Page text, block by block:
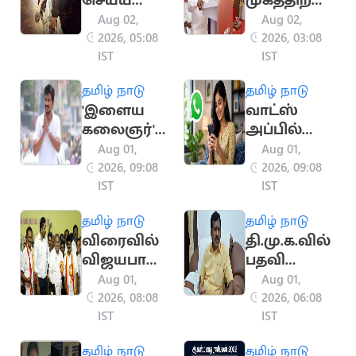
வற்புறுத்தி
பெண்ணுக்
கு பாலியல்
தொல்லை
கொடுத்த
இளைஞர்
மீது புகார்
Aug 02,
2026, 05:08
IST
க மக்கள்
வாக்களித்த
னர்:
அமைச்சர்
ஆனந்த்
பேச்சு
Aug 02,
2026, 03:08
IST
தமிழ் நாடு
'இளைய
கலைஞர்'
உதயநிதி
ஸ்டாலினு
க்கு புதிய
பொறுப்பு?
Aug 01,
2026, 09:08
IST
தமிழ் நாடு
வாட்ஸ்
அப்பில்
அறிமுகம்
ஆகும்
புதிய வசதி
Aug 01,
2026, 09:08
IST
தமிழ் நாடு
விரைவில்
விஜயபாஸ்
கருக்கு
பதவி -
என்.ஆனந்
த்
Aug 01,
2026, 08:08
IST
தமிழ் நாடு
தி.மு.க.வில்
பதவி
பறிப்பு:
தோப்பு
வெங்கடாச
லம்
Aug 01,
2026, 06:08
IST
தமிழ் நாடு தமிழ் நாடு